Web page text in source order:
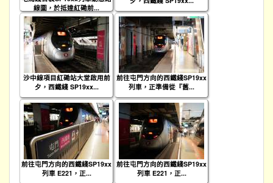
線圖，於抵達紅磡前...
沙中線項目紅磡站大堂啟用前
夕，西鐵綫 SP19xx...
前往屯門方向的西鐵綫SP19xx
列車，正準備從『舊...
前往屯門方向的西鐵綫SP19xx
列車 E221，正...
前往屯門方向的西鐵綫SP19xx
列車 E221，正...